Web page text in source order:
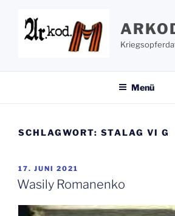
springen
Menü
SCHLAGWORT: STALAG VI G
VERÖFFENTLICHT
AM
17. JUNI 2021
Wasily Romanenko